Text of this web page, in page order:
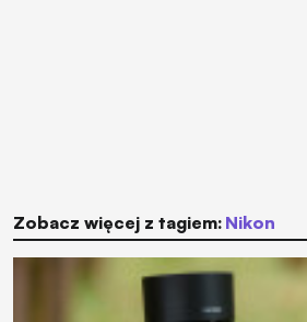
Zobacz więcej z tagiem: Nikon